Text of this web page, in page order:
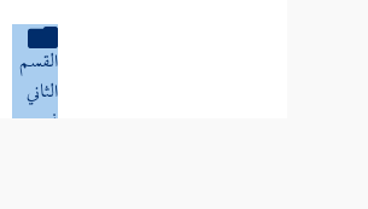
القسم
الثاني
في